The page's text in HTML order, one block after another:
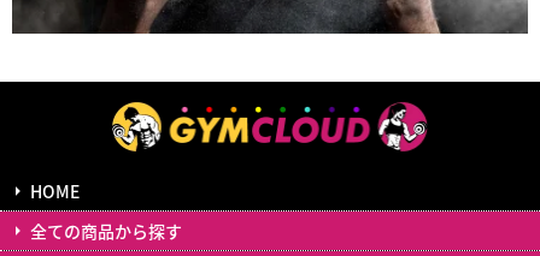
HOME
全ての商品から探す